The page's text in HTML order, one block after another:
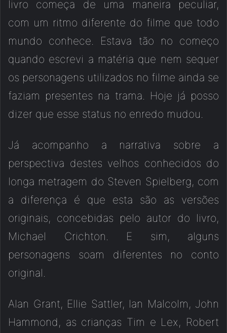
livro começa de uma maneira peculiar,
com um ritmo diferente do filme que todo
mundo conhece. Estava tão no começo
quando escrevi a matéria que nem sequer
os personagens utilizados no filme ainda se
faziam presentes na trama. Hoje já posso
dizer que esse status no enredo mudou.
Já acompanho a narrativa sobre a
perspectiva destes velhos conhecidos do
longa metragem do Steven Spielberg, com
a diferença é que esta são as versões
originais, concebidas pelo autor do livro,
Michael Crichton. E sim, alguns
personagens soam diferentes no conto
original.
Alan Grant, Ellie Sattler, Ian Malcolm, John
Hammond, as crianças Tim e Lex, Robert